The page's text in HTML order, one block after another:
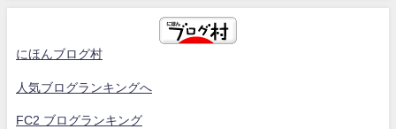
にほんブログ村
人気ブログランキングへ
FC2 ブログランキング